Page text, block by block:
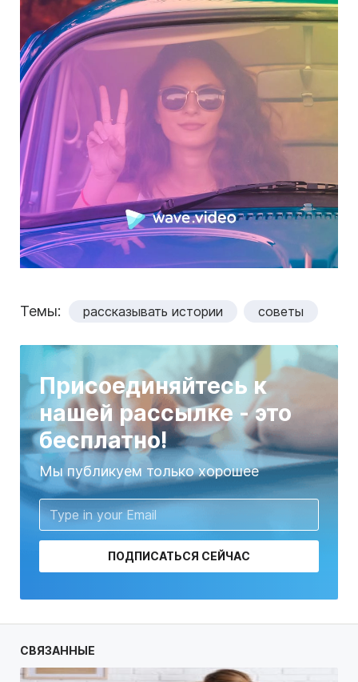
Темы: рассказывать истории советы
Присоединяйтесь к
нашей рассылке - это
бесплатно!
Мы публикуем только хорошее
ПОДПИСАТЬСЯ СЕЙЧАС
СВЯЗАННЫЕ